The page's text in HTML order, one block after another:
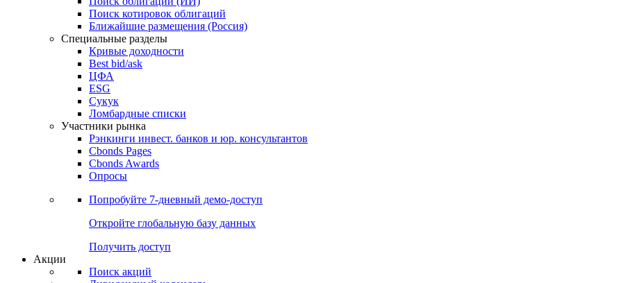
Облигации
Поиски
Поиск облигаций & Карты рынка
Поиск облигаций (ИИ)
Поиск котировок облигаций
Ближайшие размещения (Россия)
Специальные разделы
Кривые доходности
Best bid/ask
ЦФА
ESG
Сукук
Ломбардные списки
Участники рынка
Рэнкинги инвест. банков и юр. консультантов
Cbonds Pages
Cbonds Awards
Опросы
Попробуйте7-дневный
Откройте глобальную базу данных